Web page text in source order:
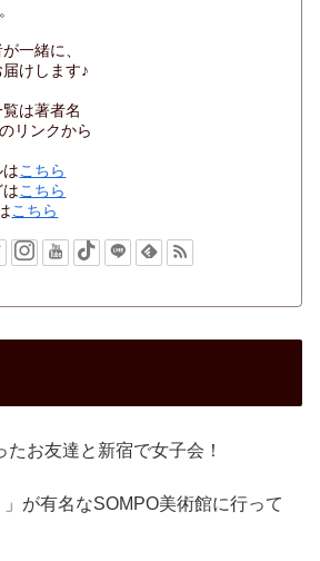
一緒に、
けします♪
は著者名
リンクから
こちら
こちら
こちら
お友達と新宿で女子会！
が有名なSOMPO美術館に行って